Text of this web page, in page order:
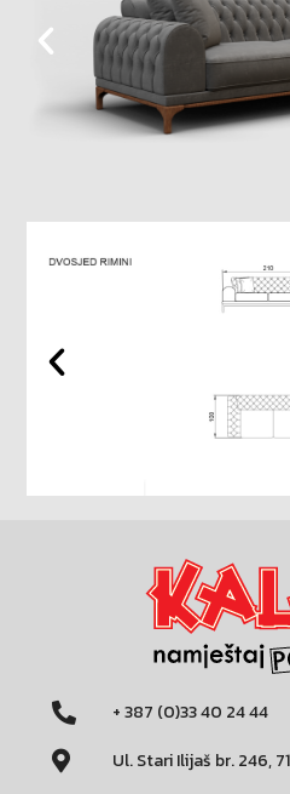
+ 387 (0)33 40 24 44
Ul. Stari Ilijaš br. 246,